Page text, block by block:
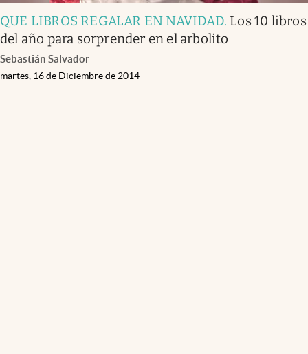
Mediakit
abre en nueva pestaña
Argentina
QUE LIBROS REGALAR EN NAVIDAD. Los 10 libros
del año para sorprender en el arbolito
Sebastián Salvador
martes, 16 de Diciembre de 2014